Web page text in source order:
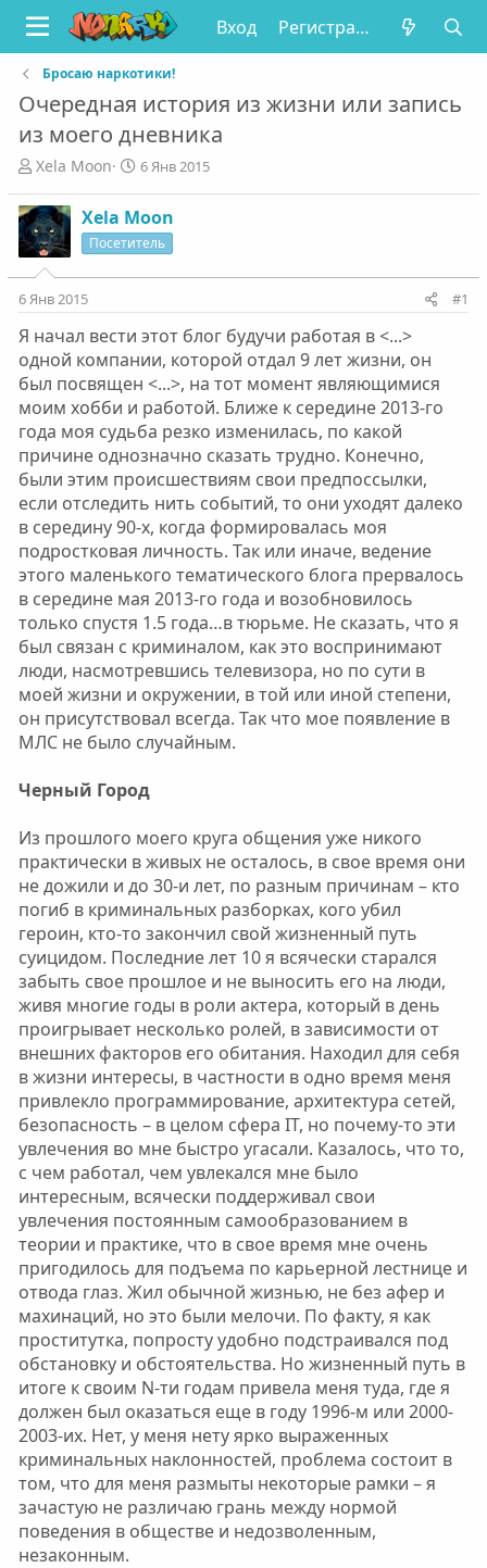
Вход Регистрация
Бросаю наркотики!
Очередная история из жизни или запись
из моего дневника
А
т
о
р
т
м
ы
Xela Moon
Д
т
а
н
л
6 Янв 2015
Xela Moon
Посетитель
6 Янв 2015 #1
Я начал вести этот блог будучи работая в <...>
одной компании, которой отдал 9 лет жизни, он
был посвящен <...>, на тот момент являющимися
моим хобби и работой. Ближе к середине 2013-го
года моя судьба резко изменилась, по какой
причине однозначно сказать трудно. Конечно,
были этим происшествиям свои предпоссылки,
если отследить нить событий, то они уходят далеко
в середину 90-х, когда формировалась моя
подростковая личность. Так или иначе, ведение
этого маленького тематического блога прервалось
в середине мая 2013-го года и возобновилось
только спустя 1.5 года…в тюрьме. Не сказать, что я
был связан с криминалом, как это воспринимают
люди, насмотревшись телевизора, но по сути в
моей жизни и окружении, в той или иной степени,
он присутствовал всегда. Так что мое появление в
МЛС не было случайным.
Черный Город
Из прошлого моего круга общения уже никого
практически в живых не осталось, в свое время они
не дожили и до 30-и лет, по разным причинам – кто
погиб в криминальных разборках, кого убил
героин, кто-то закончил свой жизненный путь
суицидом. Последние лет 10 я всячески старался
забыть свое прошлое и не выносить его на люди,
живя многие годы в роли актера, который в день
проигрывает несколько ролей, в зависимости от
внешних факторов его обитания. Находил для себя
в жизни интересы, в частности в одно время меня
привлекло программирование, архитектура сетей,
безопасность – в целом сфера IT, но почему-то эти
увлечения во мне быстро угасали. Казалось, что то,
с чем работал, чем увлекался мне было
интересным, всячески поддерживал свои
увлечения постоянным самообразованием в
теории и практике, что в свое время мне очень
пригодилось для подъема по карьерной лестнице и
отвода глаз. Жил обычной жизнью, не без афер и
махинаций, но это были мелочи. По факту, я как
проститутка, попросту удобно подстраивался под
обстановку и обстоятельства. Но жизненный путь в
итоге к своим N-ти годам привела меня туда, где я
должен был оказаться еще в году 1996-м или 2000-
2003-их. Нет, у меня нету ярко выраженных
криминальных наклонностей, проблема состоит в
том, что для меня размыты некоторые рамки – я
зачастую не различаю грань между нормой
поведения в обществе и недозволенным,
незаконным.